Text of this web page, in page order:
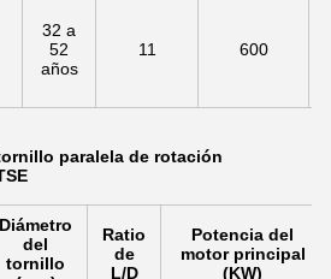
32 a
52
años
11 600
paralela de rotación
Diámetro
del
tornillo
Ratio
de
L/D
Potencia del
motor principal
(KW)